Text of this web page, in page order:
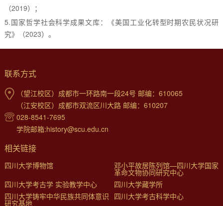
（2019）；
5.国家哲学社会科学成果文库：《美国工业化转型时期农民状况研
究》（2023）。
联系方式
（望江校区）成都市一环路南一段24号 邮编：610065
（江安校区）成都市双流区川大路 邮编：610207
028-8541-7695
学院邮箱:history@scu.edu.cn
相关链接
四川大学博物馆 邓小平故居陈列馆—四川大学国家
革命文物协同研究中心
四川大学考古学 实验教学中心
四川大学藏学所
四川大学铸牢中华民族共同体意识
研究基地
四川大学考古科学中心